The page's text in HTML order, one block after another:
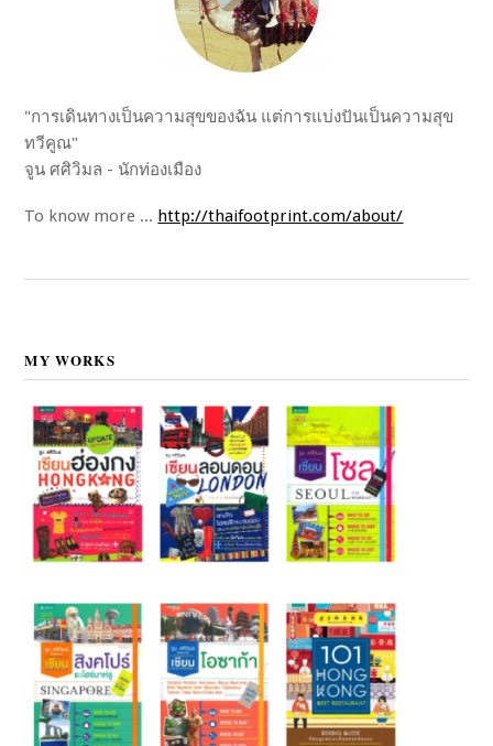
"การเดินทางเป็นความสุขของฉัน แต่การแบ่งปันเป็นความสุข
ทวีคูณ"
จูน ศศิวิมล - นักท่องเมือง
To know more ... http://thaifootprint.com/about/
MY WORKS